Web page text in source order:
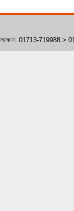
সেলফোন: 01713-